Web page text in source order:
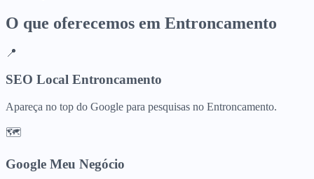
O que oferecemos em Entroncamento
📍
SEO Local Entroncamento
Apareça no top do Google para pesquisas no Entroncamento.
🗺️
Google Meu Negócio